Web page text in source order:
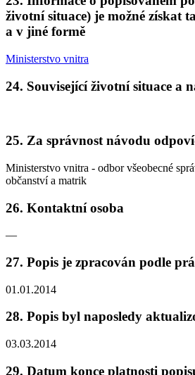
životní situace) je možné získat
a v jiné formě
Ministerstvo vnitra
24. Související životní situace a
25. Za správnost návodu
Ministerstvo vnitra - odbor všeobecné
občanství a matrik
26. Kontaktní osoba
—
27. Popis je zpracován podle
01.01.2014
28. Popis byl naposledy
03.03.2014
29. Datum konce platnosti